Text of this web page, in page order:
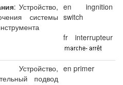
: Устройство,
системы
en ingnition
switch
fr interrupteur
подвод
en primer